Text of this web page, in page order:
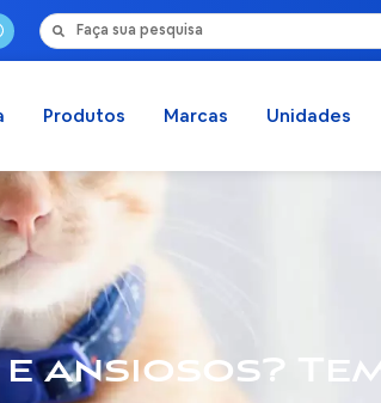
Produtos Marcas Unidades
ansiosos?